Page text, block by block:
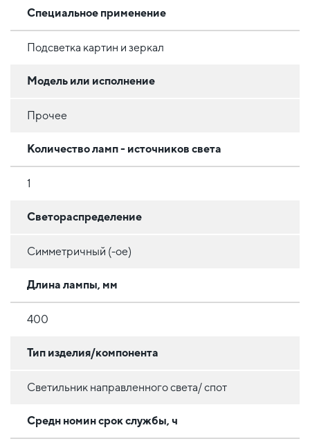
Специальное применение
Подсветка картин и зеркал
Модель или исполнение
Прочее
Количество ламп - источников света
1
Светораспределение
Симметричный (-ое)
Длина лампы, мм
400
Тип изделия/компонента
Светильник направленного света/ спот
Средн номин срок службы, ч